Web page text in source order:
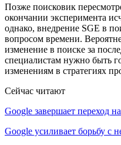
Позже поисковик
окончании эксперимента
однако, внедрение SGE в
вопросом времени.
изменение в поиске за
специалистам нужно быть
изменениям в стратегиях
Сейчас читают
Google завершает переход
Google усиливает борьбу с